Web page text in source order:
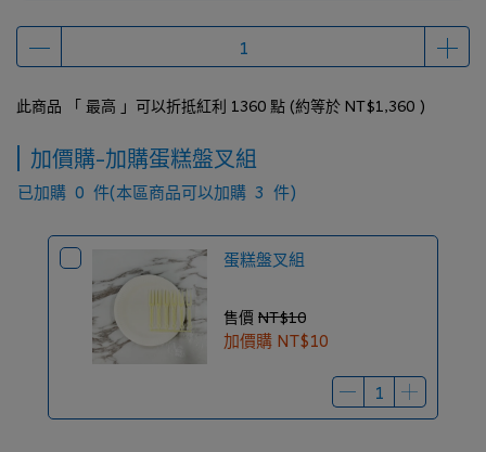
此商品 「 最高 」可以折抵紅利 1360點 (約等於NT$1,360 )
加價購-加購蛋糕盤叉組
已加購 0 件(本區商品可以加購 3 件)
蛋糕盤叉組
售價NT$10
加價購 NT$10